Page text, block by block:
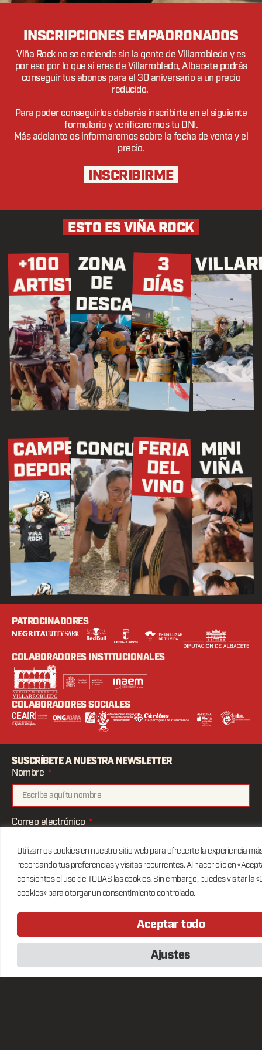
Utilizamos cookies en nuestro sitio web para ofrecerte la experiencia
recordando tus preferencias y visitas recurrentes. Al hacer clic en
consientes el uso de TODAS las cookies. Sin embargo, puedes visitar la
cookies» para otorgar un consentimiento controlado.
Ajustes
Aceptar todo
INSCRIPCIONES EMPADRONADOS
Viña Rock no se entiende sin la gente de Villarrobledo y es
por eso por lo que si eres de Villarrobledo, Albacete podrás
conseguir tus abonos para el 30 aniversario a un precio
reducido.
Para poder conseguirlos deberás inscribirte en el siguiente
formulario y verificaremos tu DNI.
Más adelante os informaremos sobre la fecha de venta y el
precio.
INSCRIBIRME
ESTO ES VIÑA ROCK
+100
ARTISTAS
ZONA
DE
DESCANSO
3
DÍAS
CAMPEONATOS
DEPORTIVOS
CONCURSOS
FERIA
DEL
VINO
MINI
VIÑA
PATROCINADORES
COLABORADORES INSTITUCIONALES
COLABORADORES SOCIALES
SUSCRÍBETE A NUESTRA NEWSLETTER
Nombre
Correo electrónico
He leído y acepto la política de privacidad
Enviar
LA PLAYLIST OFICIAL DEL FESTIVAL